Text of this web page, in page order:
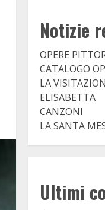
Notizie
OPERE
CATALOGO
LA
ELISABETTA
CANZONI
LA SANTA
Ultimi